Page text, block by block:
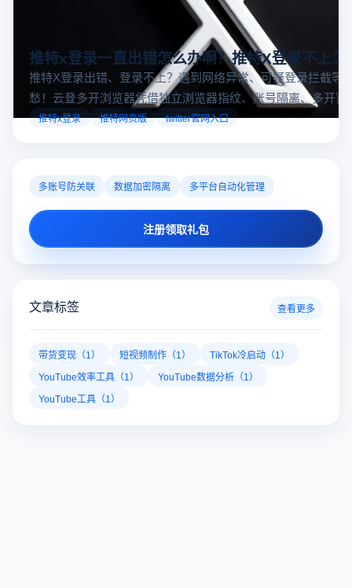
推特x登录一直出错怎么办啊？推特X登录不上怎
推特X登录出错、登录不上？遇到网络异常、可疑登录拦截等
愁！云登多开浏览器凭借独立浏览器指纹、账号隔离、多开窗
对性解决登录难题，让推特X登录更稳定安全～
推特x登录 推特网页版 twitter官网入口
多账号防关联 数据加密隔离 多平台自动化管理
注册领取礼包
文章标签 查看更多
带货变现（1） 短视频制作（1）
TikTok冷启动（1）
YouTube效率工具（1）
YouTube数据分析（1）
YouTube工具（1）